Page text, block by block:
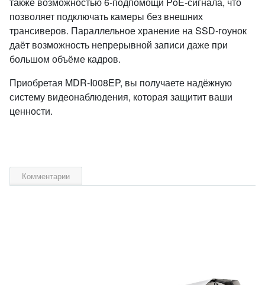
позволяет подключать камеры без внешних
трансиверов. Параллельное хранение на SSD‑гоунок
даёт возможность непрерывной записи даже при
большом объёме кадров.
Приобретая MDR‑I008EP, вы получаете надёжную
систему видеонаблюдения, которая защитит ваши
ценности.
Комментарии